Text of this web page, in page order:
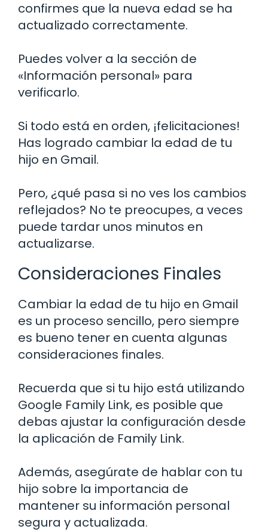
confirmes que la nueva edad se ha
actualizado correctamente.
Puedes volver a la sección de
«Información personal» para
verificarlo.
Si todo está en orden, ¡felicitaciones!
Has logrado cambiar la edad de tu
hijo en Gmail.
Pero, ¿qué pasa si no ves los cambios
reflejados? No te preocupes, a veces
puede tardar unos minutos en
actualizarse.
Consideraciones Finales
Cambiar la edad de tu hijo en Gmail
es un proceso sencillo, pero siempre
es bueno tener en cuenta algunas
consideraciones finales.
Recuerda que si tu hijo está utilizando
Google Family Link, es posible que
debas ajustar la configuración desde
la aplicación de Family Link.
Además, asegúrate de hablar con tu
hijo sobre la importancia de
mantener su información personal
segura y actualizada.